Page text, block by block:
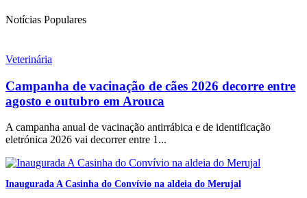
Notícias Populares
Veterinária
Campanha de vacinação de cães 2026 decorre entre
agosto e outubro em Arouca
A campanha anual de vacinação antirrábica e de identificação
eletrónica 2026 vai decorrer entre 1...
Inaugurada A Casinha do Convívio na aldeia do Merujal